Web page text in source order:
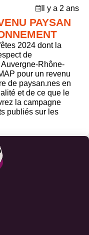
Il y a 2 ans
PAYSAN
2024 dont la
de
Rhône-
pour un revenu
de paysan.nes en
et de ce que le
la campagne
publiés sur les